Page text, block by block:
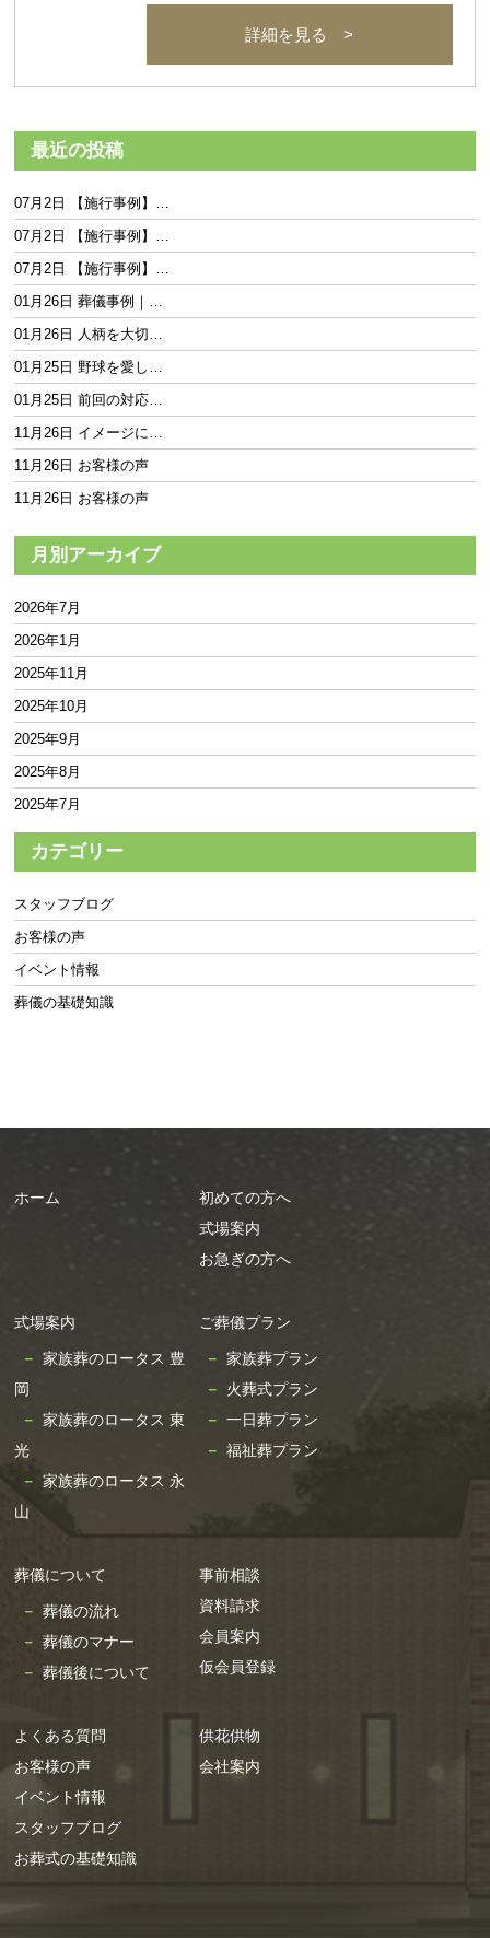
詳細を見る >
最近の投稿
07月2日 【施行事例】…
07月2日 【施行事例】…
07月2日 【施行事例】…
01月26日 葬儀事例｜…
01月26日 人柄を大切…
01月25日 野球を愛し…
01月25日 前回の対応…
11月26日 イメージに…
11月26日 お客様の声
11月26日 お客様の声
月別アーカイブ
2026年7月
2026年1月
2025年11月
2025年10月
2025年9月
2025年8月
2025年7月
2025年6月
2025年5月
2025年4月
2025年3月
2025年2月
2025年1月
2024年9月
2024年7月
2024年3月
2024年2月
2024年1月
2023年12月
2023年11月
2023年10月
2023年6月
2023年2月
2023年1月
2022年12月
2022年11月
カテゴリー
スタッフブログ
お客様の声
イベント情報
葬儀の基礎知識
ホーム
初めての方へ
式場案内
お急ぎの方へ
式場案内
家族葬のロータス 豊
岡
家族葬のロータス 東
光
家族葬のロータス 永
山
ご葬儀プラン
家族葬プラン
火葬式プラン
一日葬プラン
福祉葬プラン
葬儀について
葬儀の流れ
葬儀のマナー
葬儀後について
事前相談
資料請求
会員案内
仮会員登録
よくある質問
お客様の声
イベント情報
スタッフブログ
お葬式の基礎知識
供花供物
会社案内